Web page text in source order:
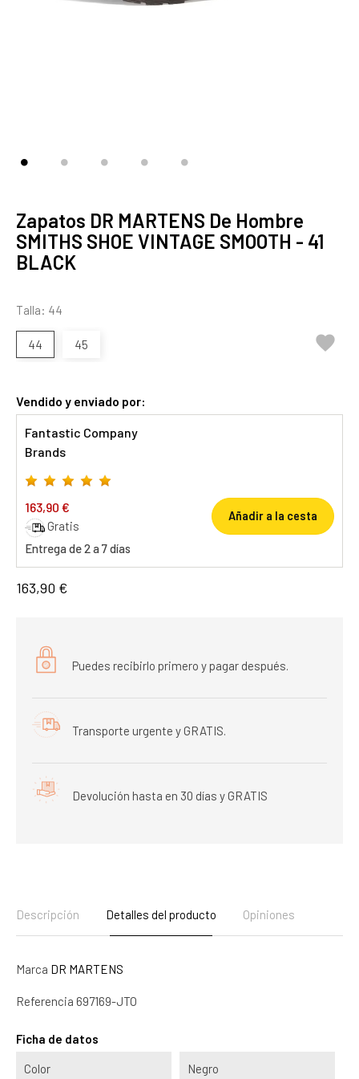
Zapatos DR MARTENS De Hombre
SMITHS SHOE VINTAGE SMOOTH - 41
BLACK
Talla: 44
44 45 
Vendido y enviado por:
Fantastic Company
Brands
163,90 €
Gratis
Entrega de 2 a 7 días
Añadir a la cesta
163,90 €
Puedes recibirlo primero y pagar después.
Transporte urgente y GRATIS.
Devolución hasta en 30 días y GRATIS
Descripción Detalles del producto Opiniones
Marca DR MARTENS
Referencia 697169-JTO
Ficha de datos
Color Negro